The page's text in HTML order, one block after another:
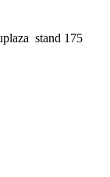
stand 175